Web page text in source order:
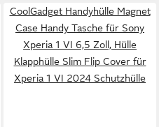
CoolGadget Handyhülle Magnet
Case Handy Tasche für Sony
Xperia 1 VI 6,5 Zoll, Hülle
Klapphülle Slim Flip Cover für
Xperia 1 VI 2024 Schutzhülle